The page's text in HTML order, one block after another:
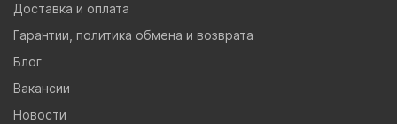
Доставка и оплата
Гарантии, политика обмена и возврата
Блог
Вакансии
Новости